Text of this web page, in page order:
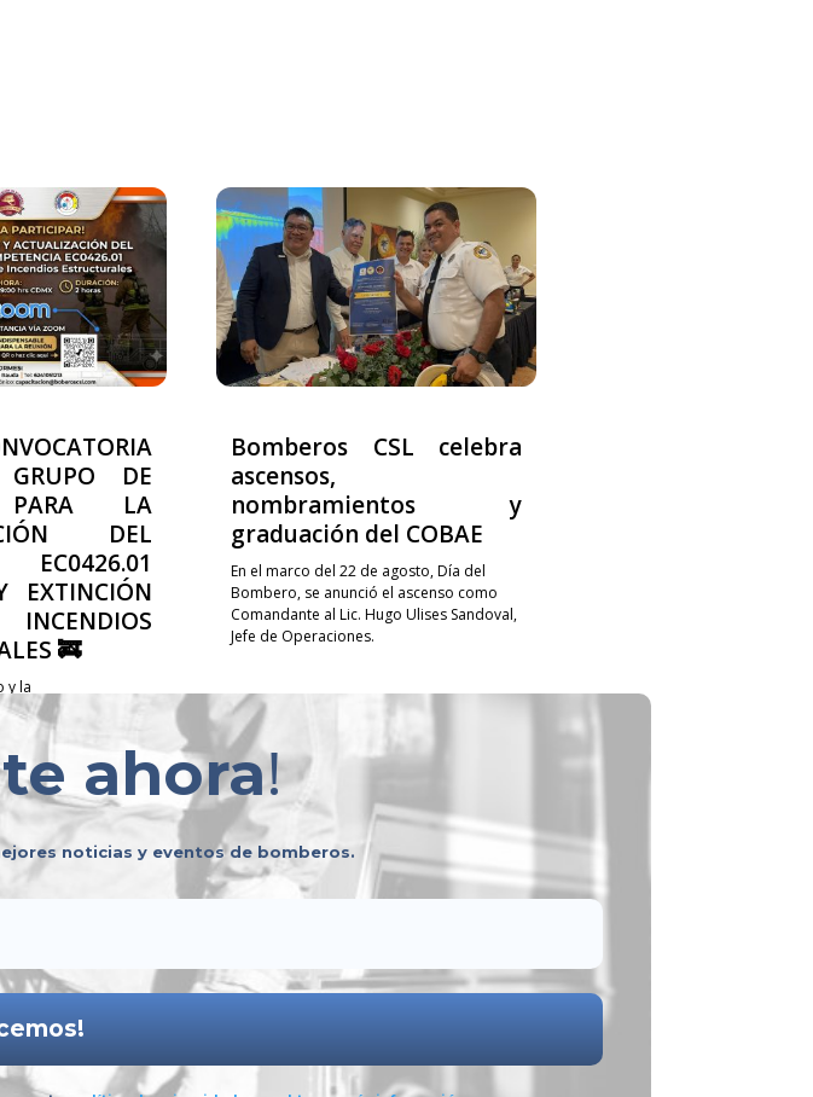
GRUPO DE
PARA LA
DEL
EC0426.01
EXTINCIÓN
🚒
y la
nuestra labor no se
individual; se
y trabajando en
a...
Bomberos CSL celebra
ascensos,
nombramientos y
graduación del COBAE
En el marco del 22 de agosto, Día del
Bombero, se anunció el ascenso como
Comandante al Lic. Hugo Ulises Sandoval,
Jefe de Operaciones.
ahora!
noticias y eventos de bomberos.